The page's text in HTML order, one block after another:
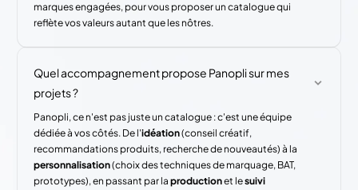
marques engagées, pour vous proposer un catalogue qui
reflète vos valeurs autant que les nôtres.
Quel accompagnement propose Panopli sur mes
projets ?
Panopli, ce n'est pas juste un catalogue : c'est une équipe
dédiée à vos côtés. De l'idéation(conseil créatif,
recommandations produits, recherche de nouveautés) à la
personnalisation(choix des techniques de marquage, BAT,
prototypes), en passant par laproductionet lesuivi